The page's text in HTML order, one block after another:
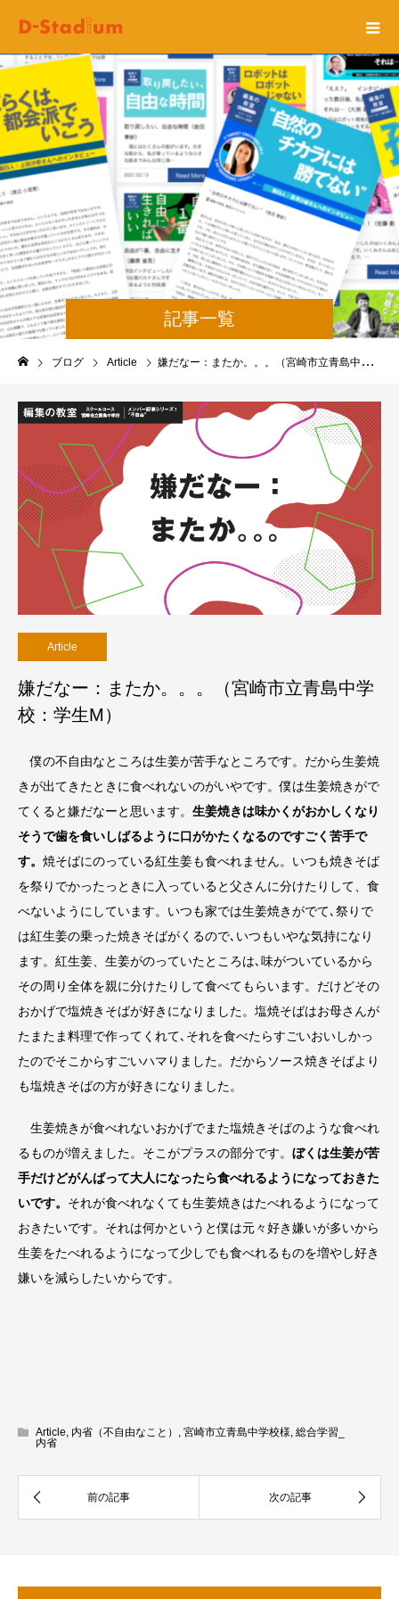
記事一覧
ブログ Article 嫌だなー：またか。。。（宮崎市立青島中学校：学生M）
Article
嫌だなー：またか。。。（宮崎市立青島中学
校：学生M）
僕の不自由なところは生姜が苦手なところです。だから生姜焼
きが出てきたときに食べれないのがいやです。僕は生姜焼きがで
てくると嫌だなーと思います。 生姜焼きは味かくがおかしくなり
そうで歯を食いしばるように口がかたくなるのですごく苦手で
す。 焼そばにのっている紅生姜も食べれません。いつも焼きそば
を祭りでかったっときに入っていると父さんに分けたりして、食
べないようにしています。いつも家では生姜焼きがでて､祭りで
は紅生姜の乗った焼きそばがくるので､いつもいやな気持になり
ます。紅生姜、生姜がのっていたところは､味がついているから
その周り全体を親に分けたりして食べてもらいます。だけどその
おかげで塩焼きそばが好きになりました。塩焼そばはお母さんが
たまたま料理で作ってくれて､それを食べたらすごいおいしかっ
たのでそこからすごいハマりました。だからソース焼きそばより
も塩焼きそばの方が好きになりました。
生姜焼きが食べれないおかげでまた塩焼きそばのような食べれ
るものが増えました。そこがプラスの部分です。 ぼくは生姜が苦
手だけどがんばって大人になったら食べれるようになっておきた
いです。 それが食べれなくても生姜焼きはたべれるようになって
おきたいです。それは何かというと僕は元々好き嫌いが多いから
生姜をたべれるようになって少しでも食べれるものを増やし好き
嫌いを減らしたいからです。
Article, 内省（不自由なこと） , 宮崎市立青島中学校様, 総合学習_
内省